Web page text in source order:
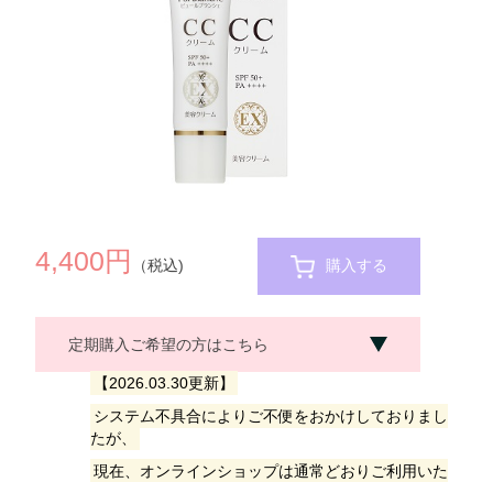
4,400円 （税込) 購入する
定期購入ご希望の方はこちら
【2026.03.30更新】
システム不具合によりご不便をおかけしておりまし
たが、
現在、オンラインショップは通常どおりご利用いた